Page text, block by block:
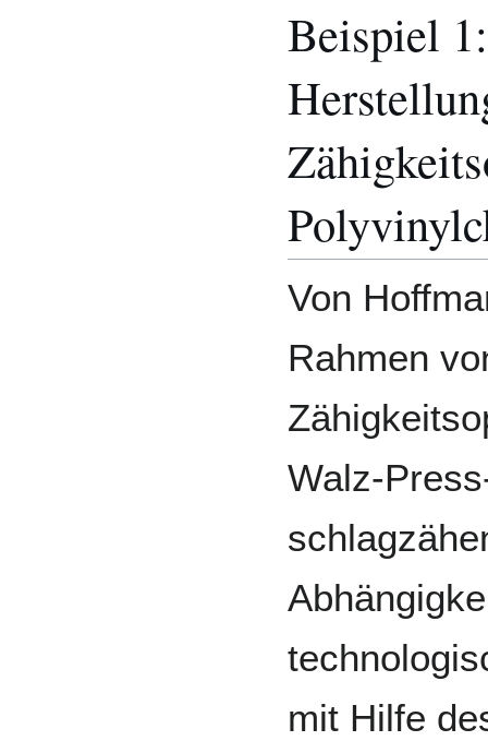
Beispiel
Von
Rahmen
Walz-
mit Hilfe